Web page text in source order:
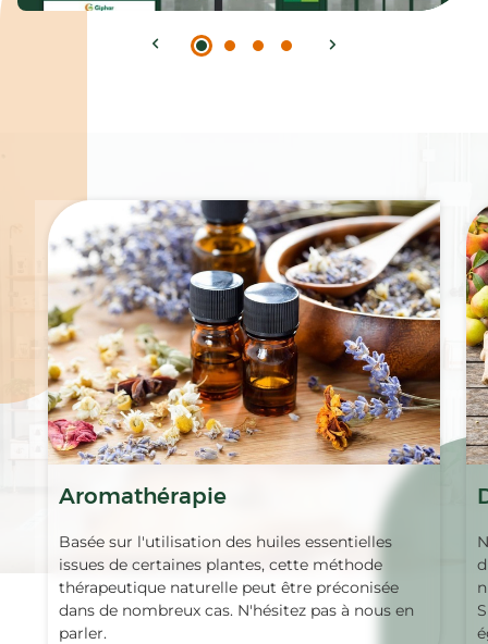
Aromathérapie
Basée sur l'utilisation des huiles essentielles
issues de certaines plantes, cette méthode
thérapeutique naturelle peut être préconisée
dans de nombreux cas. N'hésitez pas à nous en
parler.